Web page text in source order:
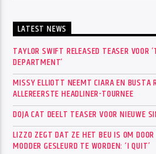
LATEST NEWS
TAYLOR SWIFT RELEASED TEASER VOOR
DEPARTMENT’
MISSY ELLIOTT NEEMT CIARA EN BUSTA
ALLEREERSTE HEADLINER-TOURNEE
DOJA CAT DEELT TEASER VOOR NIEUWE
LIZZO ZEGT DAT ZE HET BEU IS OM DOOR
MODDER GESLEURD TE WORDEN: ‘I QUIT’